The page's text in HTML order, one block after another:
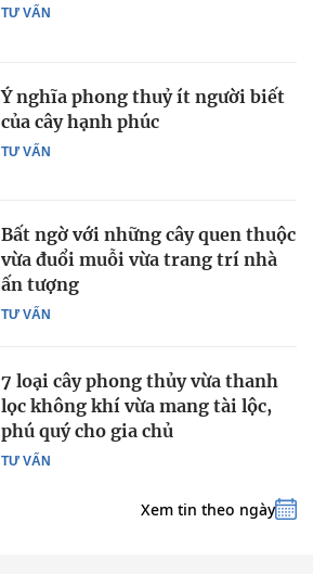
TƯ VẤN
TƯ VẤN
Ý nghĩa phong thuỷ ít người biết
của cây hạnh phúc
TƯ VẤN
Bất ngờ với những cây quen thuộc
vừa đuổi muỗi vừa trang trí nhà
ấn tượng
TƯ VẤN
7 loại cây phong thủy vừa thanh
lọc không khí vừa mang tài lộc,
phú quý cho gia chủ
Xem tin theo ngày